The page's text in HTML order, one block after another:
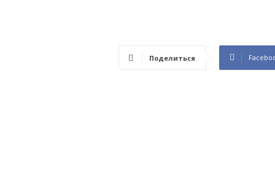
Поделиться